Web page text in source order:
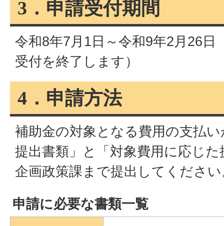
3．申請受付期間
令和8年7月1日～令和9年2月26日
受付を終了します）
4．申請方法
補助金の対象となる費用の支払
提出書類」と「対象費用に応じ
企画政策課まで提出してくださ
申請に必要な書類一覧